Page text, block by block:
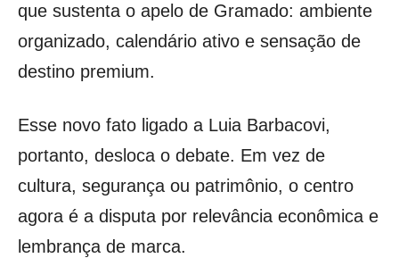
que sustenta o apelo de Gramado: ambiente
organizado, calendário ativo e sensação de
destino premium.
Esse novo fato ligado a Luia Barbacovi,
portanto, desloca o debate. Em vez de
cultura, segurança ou patrimônio, o centro
agora é a disputa por relevância econômica e
lembrança de marca.